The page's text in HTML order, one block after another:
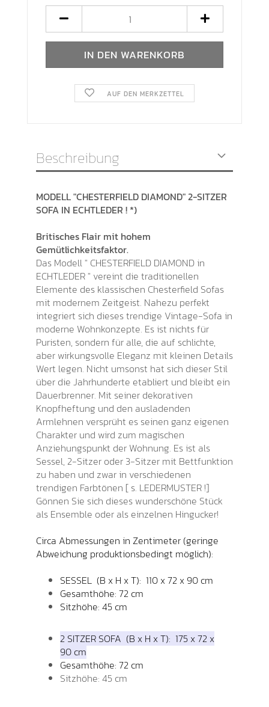
AUF DEN MERKZETTEL
Beschreibung
MODELL "CHESTERFIELD DIAMOND" 2-SITZER
SOFA IN ECHTLEDER ! *)
Britisches Flair mit hohem
Gemütlichkeitsfaktor.
Das Modell " CHESTERFIELD DIAMOND in
ECHTLEDER " vereint die traditionellen
Elemente des klassischen Chesterfield Sofas
mit modernem Zeitgeist. Nahezu perfekt
integriert sich dieses trendige Vintage-Sofa in
moderne Wohnkonzepte. Es ist nichts für
Puristen, sondern für alle, die auf schlichte,
aber wirkungsvolle Eleganz mit kleinen Details
Wert legen. Nicht umsonst hat sich dieser Stil
über die Jahrhunderte etabliert und bleibt ein
Dauerbrenner. Mit seiner dekorativen
Knopfheftung und den ausladenden
Armlehnen versprüht es seinen ganz eigenen
Charakter und wird zum magischen
Anziehungspunkt der Wohnung. Es ist als
Sessel, 2-Sitzer oder 3-Sitzer mit Bettfunktion
zu haben und zwar in verschiedenen
trendigen Farbtönen [ s. LEDERMUSTER !]
Gönnen Sie sich dieses wunderschöne Stück
als Ensemble oder als einzelnen Hingucker!
Circa Abmessungen in Zentimeter (geringe
Abweichung produktionsbedingt möglich):
SESSEL (B x H x T): 110 x 72 x 90 cm
Gesamthöhe: 72 cm
Sitzhöhe: 45 cm
2 SITZER SOFA (B x H x T): 175 x 72 x
90 cm
Gesamthöhe: 72 cm
Sitzhöhe: 45 cm